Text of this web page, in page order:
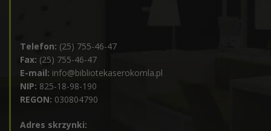
Telefon: (25) 755-46-47
Fax: (25) 755-46-47
E-mail: info@bibliotekaserokomla.pl
NIP: 825-18-98-190
REGON: 030804790
Adres skrzynki: